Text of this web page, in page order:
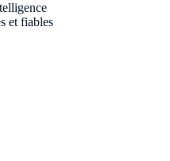
et fiables